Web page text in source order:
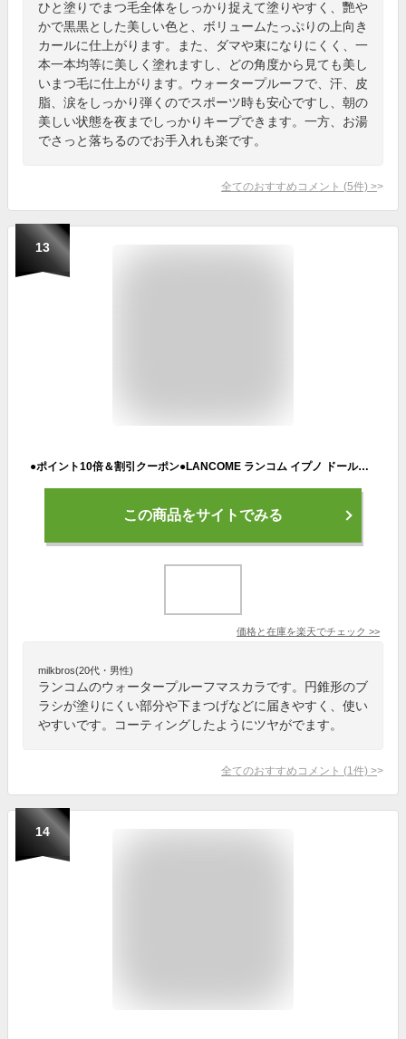
ひと塗りでまつ毛全体をしっかり捉えて塗りやすく、艷や
かで黒黒とした美しい色と、ボリュームたっぷりの上向き
カールに仕上がります。また、ダマや束になりにくく、一
本一本均等に美しく塗れますし、どの角度から見ても美し
いまつ毛に仕上がります。ウォータープルーフで、汗、皮
脂、涙をしっかり弾くのでスポーツ時も安心ですし、朝の
美しい状態を夜までしっかりキープできます。一方、お湯
でさっと落ちるのでお手入れも楽です。
全てのおすすめコメント (5件) >
13
●ポイント10倍＆割引クーポン●LANCOME ランコム イプノ ドールアイ ウォータープルーフ N #01 SO BLACK! 6.5g【定形外郵便送料無料】 ギフト 誕生日 プレゼント 15時までの決済確認で即日発送！
この商品をサイトでみる
価格と在庫を楽天でチェック >>
milkbros(20代・男性)
ランコムのウォータープルーフマスカラです。円錐形のブ
ラシが塗りにくい部分や下まつげなどに届きやすく、使い
やすいです。コーティングしたようにツヤがでます。
全てのおすすめコメント (1 件) >
14